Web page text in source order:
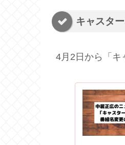
キャスタ
4月2日から「キ